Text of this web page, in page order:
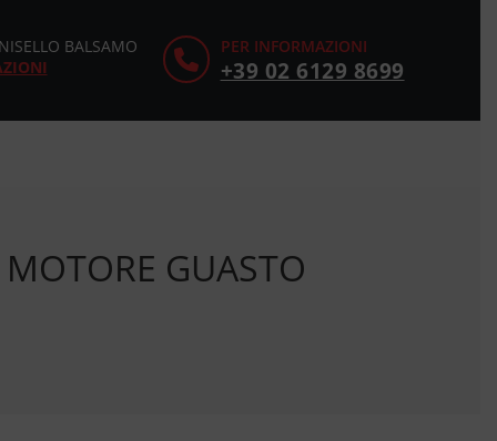
PER INFORMAZIONI
+39 02 6129 8699
BALSAMO
GUASTO